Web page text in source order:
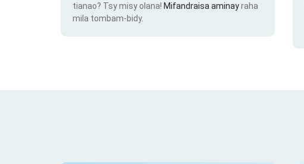
tianao? Tsy misy olana! Mifandraisa aminayraha
mila tombam-bidy.